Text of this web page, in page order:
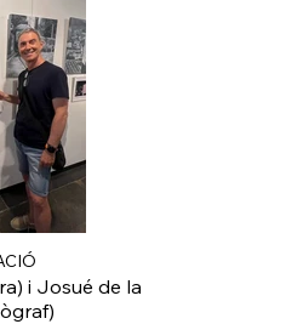
i Josué de la